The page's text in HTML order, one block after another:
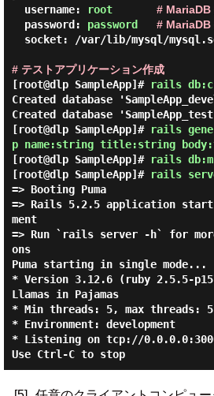
  username:
root
# MariaDB
  password:
password
# MariaDB
# テストアプリケーション作成
[root@dlp SampleApp]# rails
Created database
Created database
[root@dlp SampleApp]# rails
p name:string title:string
[root@dlp SampleApp]# rails
[root@dlp SampleApp]# rails
=> Booting Puma
=> Rails 5.2.5 application
ment
=> Run `rails server -h` for
ons
Puma starting in single mode...
* Version 3.12.6 (ruby 2.5.5-
Llamas in Pajamas
* Min threads: 5, max threads: 5
* Environment: development
* Listening on tcp://
Use Ctrl-C to stop